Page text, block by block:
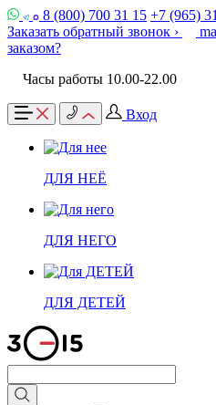
8 (800) 700 31 15 +7 (965)
Заказать обратный звонок ›
заказом?
Часы работы 10.00-22.00
Вход
ДЛЯ НЕЁ
ДЛЯ НЕГО
ДЛЯ ДЕТЕЙ